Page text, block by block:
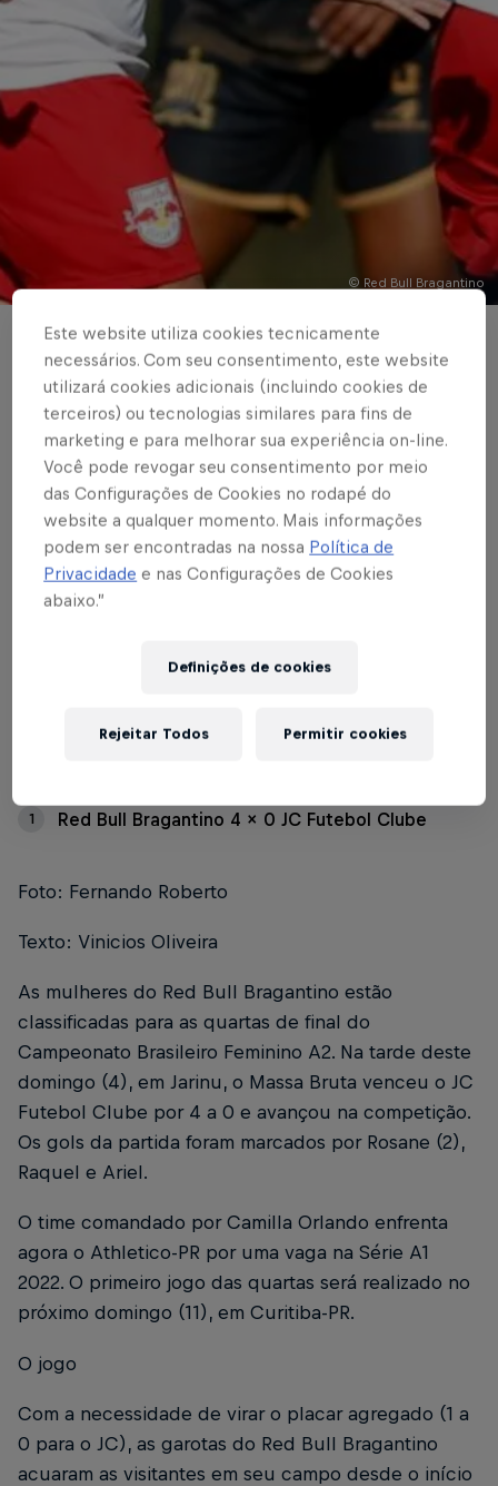
© Red Bull Bragantino
FUTEBOL FEMININO
Red Bull Bragantino
bate JC-AM e vai às
quartas de final do
Brasileiro Feminino A2
1 Red Bull Bragantino 4 x 0 JC Futebol Clube
Foto: Fernando Roberto
Texto: Vinicios Oliveira
As mulheres do Red Bull Bragantino estão
classificadas para as quartas de final do
Campeonato Brasileiro Feminino A2. Na tarde deste
domingo (4), em Jarinu, o Massa Bruta venceu o JC
Futebol Clube por 4 a 0 e avançou na competição.
Os gols da partida foram marcados por Rosane (2),
Raquel e Ariel.
O time comandado por Camilla Orlando enfrenta
agora o Athletico-PR por uma vaga na Série A1
2022. O primeiro jogo das quartas será realizado no
próximo domingo (11), em Curitiba-PR.
O jogo
Com a necessidade de virar o placar agregado (1 a
0 para o JC), as garotas do Red Bull Bragantino
acuaram as visitantes em seu campo desde o início
Este website utiliza cookies tecnicamente
necessários. Com seu consentimento, este website
utilizará cookies adicionais (incluindo cookies de
terceiros) ou tecnologias similares para fins de
marketing e para melhorar sua experiência on-line.
Você pode revogar seu consentimento por meio
das Configurações de Cookies no rodapé do
website a qualquer momento. Mais informações
podem ser encontradas na nossa Política de
Privacidade e nas Configurações de Cookies
abaixo.”
Definições de cookies
Rejeitar Todos Permitir cookies